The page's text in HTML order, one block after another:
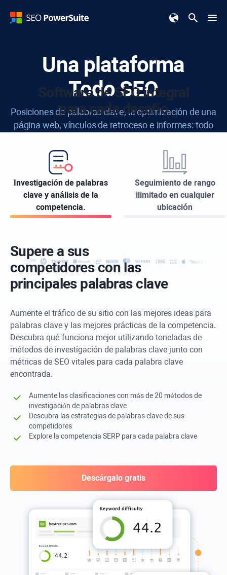
Una plataforma
Todo SEO
Posiciones de palabras clave, la optimización de una
página web, vínculos de retroceso e informes: todo
Descárgalo gratis
Software de SEO integral
para cada desafío
Investigación de palabras
clave y análisis de la
competencia.
Seguimiento de rango
ilimitado en cualquier
ubicación
Supere a sus
competidores con las
principales palabras clave
Aumente el tráfico de su sitio con las mejores ideas para
palabras clave y las mejores prácticas de la competencia.
Descubra qué funciona mejor utilizando toneladas de
métodos de investigación de palabras clave junto con
métricas de SEO vitales para cada palabra clave
encontrada.
Aumente las clasificaciones con más de 20 métodos de
investigación de palabras clave
Descubra las estrategias de palabras clave de sus
competidores
Explore la competencia SERP para cada palabra clave
Descárgalo gratis